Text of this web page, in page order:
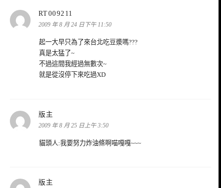
RT009211
示:
2009 年 8 月 24 日下午 11:50
起一大早只為了來台北吃豆漿嗎???
真是太猛了~
不過這間我經過無數次~
就是從沒停下來吃過XD
版主
示:
2009 年 8 月 25 日上午 3:50
貓頭人:我要努力炸油條啊喵嘎嘎~~~
版主